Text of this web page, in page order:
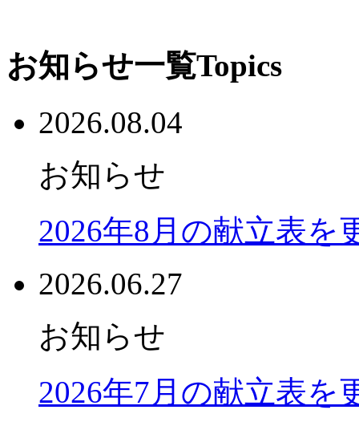
お知らせ一覧Topics
2026.08.04
お知らせ
2026年8月の献立表を
2026.06.27
お知らせ
2026年7月の献立表を